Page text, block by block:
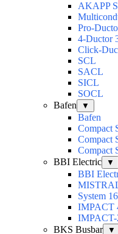
AKAPP
Pro-
4-Ductor
Click-
SCL
SACL
SICL
SOCL
Bafen
▼
Bafen
Compact
Compact
Compact
BBI Electric
▼
BBI
System
IMPACT
BKS Busbar
▼